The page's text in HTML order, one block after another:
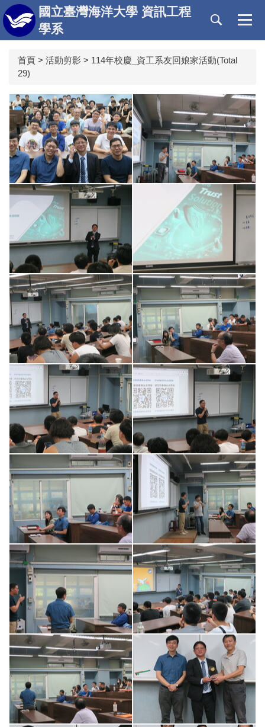
跳
到
主
國立臺灣海洋大學 資訊工程
學系
首頁 > 活動剪影 > 114年校慶_資工系友回娘家活動(Total
29)